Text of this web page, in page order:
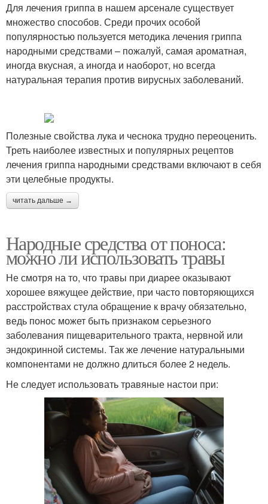
Для лечения гриппа в нашем арсенале существует
множество способов. Среди прочих особой
популярностью пользуется методика лечения гриппа
народными средствами – пожалуй, самая ароматная,
иногда вкусная, а иногда и наоборот, но всегда
натуральная терапия против вирусных заболеваний.
Полезные свойства лука и чеснока трудно переоценить.
Треть наиболее известных и популярных рецептов
лечения гриппа народными средствами включают в себя
эти целебные продукты.
читать дальше →
Народные средства от поноса:
можно ли использовать травы
Не смотря на то, что травы при диарее оказывают
хорошее вяжущее действие, при часто повторяющихся
расстройствах стула обращение к врачу обязательно,
ведь понос может быть признаком серьезного
заболевания пищеварительного тракта, нервной или
эндокринной системы. Так же лечение натуральными
компонентами не должно длиться более 2 недель.
Не следует использовать травяные настои при: